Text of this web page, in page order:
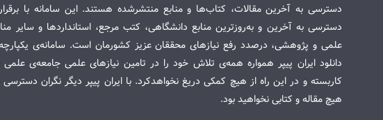
دسترسی به آخرین مقالات، کتاب‌ها و منابع منتشرشده هستند. این سامانه با
دسترسی به آخرین و به‌روزترین منابع دانشگاهی، کتب مرجع، استانداردها و سایر
علمی و پژوهشی، درصدد رفع نیازهای محققان عزیز کشورمان است. سامانه‌ی
دانلود ایران پیپر همواره همه‌ی تلاش خود را در تامین نیازهای علمی جامعه‌ی علمی
کاربسته و در این راه از هیچ کمکی دریغ نخواهدکرد. با ایران پیپر دیگر نگران دسترسی
هیچ مقاله و کتابی نخواهید بود.